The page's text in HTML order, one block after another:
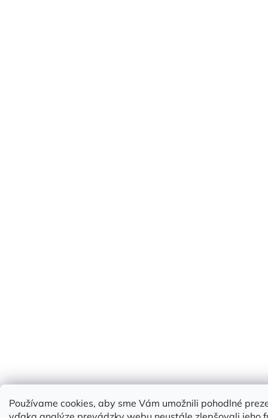
Používame cookies, aby sme Vám umožnili pohodlné